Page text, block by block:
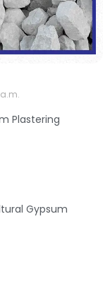
a.m.
Plastering
Gypsum